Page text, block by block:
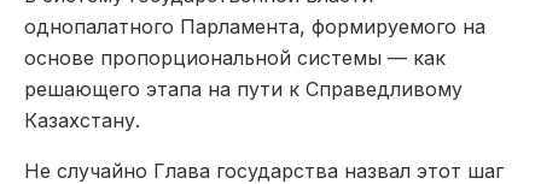
однопалатного Парламента, формируемого на
основе пропорциональной системы — как
решающего этапа на пути к Справедливому
Казахстану.
Не случайно Глава государства назвал этот шаг